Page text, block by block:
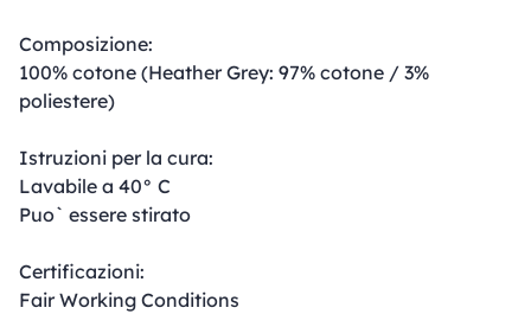
Composizione:
100% cotone (Heather Grey: 97% cotone / 3%
poliestere)
Istruzioni per la cura:
Lavabile a 40° C
Puo` essere stirato
Certificazioni:
Fair Working Conditions